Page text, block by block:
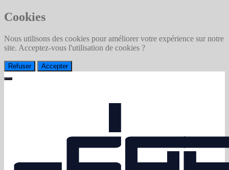
Cookies
Nous utilisons des cookies pour améliorer votre expérience sur notre
site. Acceptez-vous l'utilisation de cookies ?
Refuser Accepter